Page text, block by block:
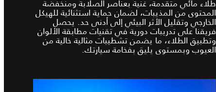
طلاء مائي متقدمة، غنية بعناصر الصلابة ومنخفضة
المحتوى من المذيبات، لضمان حماية استثنائية للهيكل
الخارجي وتقليل الأثر البيئي إلى أدنى حد. يحصل
فريقنا على تدريبات دورية في تقنيات مطابقة الألوان
وتطبيق الطلاء، ما يضمن تشطيبات مثالية خالية من
العيوب وبمستوى يليق بفخامة سيارتك.